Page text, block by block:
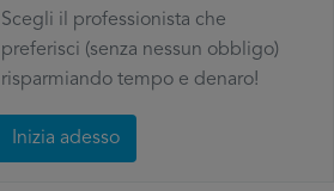
Scegli il professionista che
preferisci (senza nessun obbligo)
risparmiando tempo e denaro!
Inizia adesso